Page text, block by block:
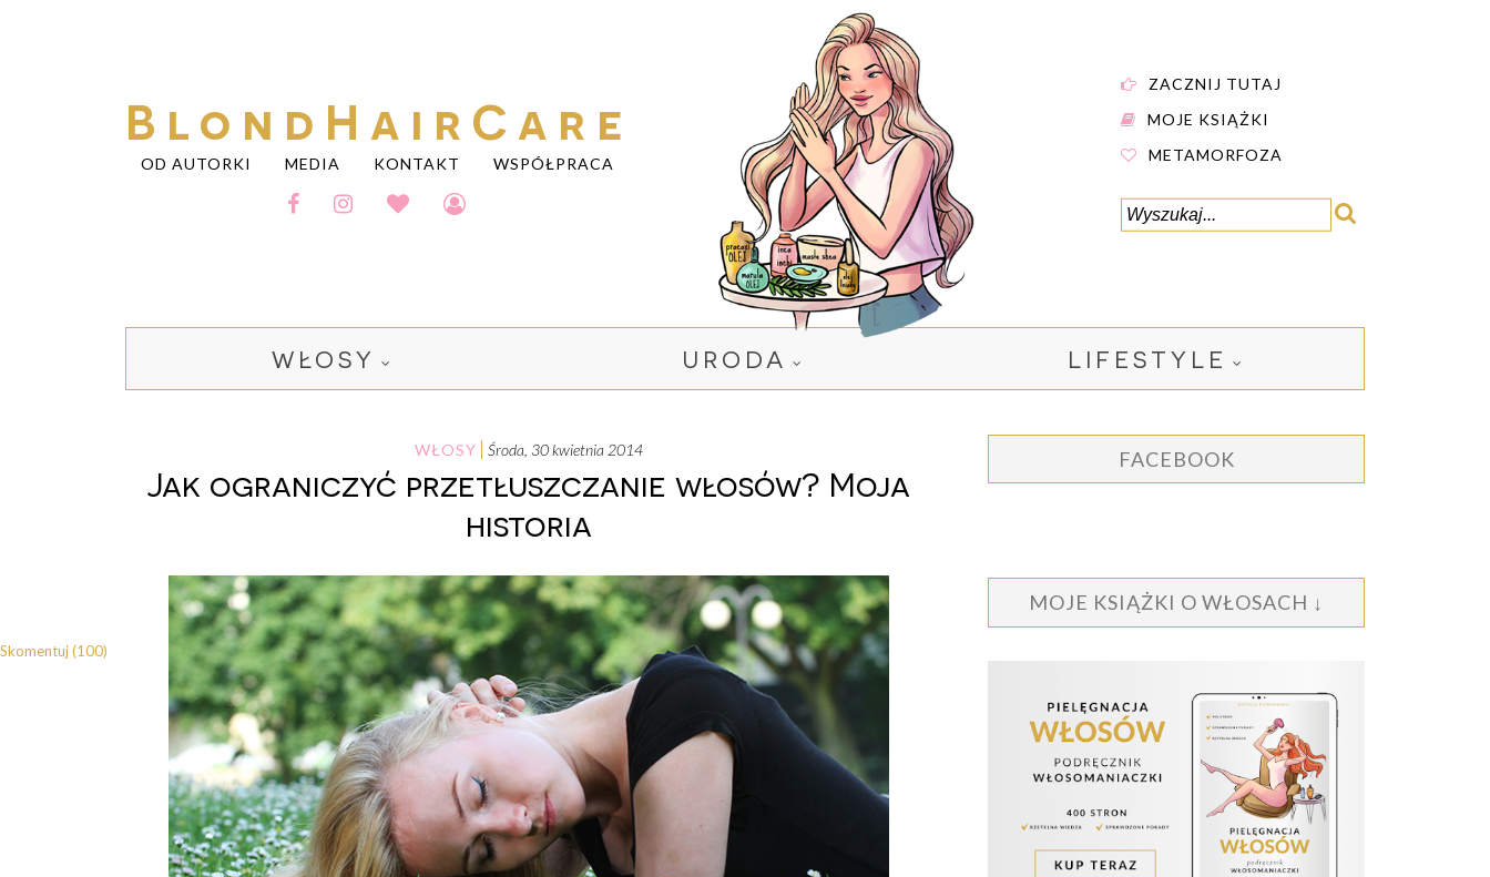
BlondHairCare
OD AUTORKI MEDIA KONTAKT WSPÓŁPRACA
ZACZNIJ TUTAJ
MOJE KSIĄŻKI
METAMORFOZA
WŁOSY URODA LIFESTYLE
WŁOSY środa, 30 kwietnia 2014
Jak ograniczyć przetłuszczanie włosów? Moja
historia
Skomentuj (100)
FACEBOOK
MOJE KSIĄŻKI O WŁOSACH ↓